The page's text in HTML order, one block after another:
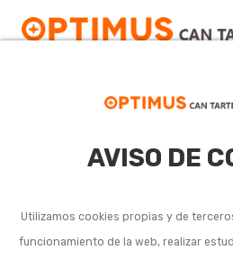
AVISO DE
Utilizamos cookies propias y de
funcionamiento de la web, realizar
horno y